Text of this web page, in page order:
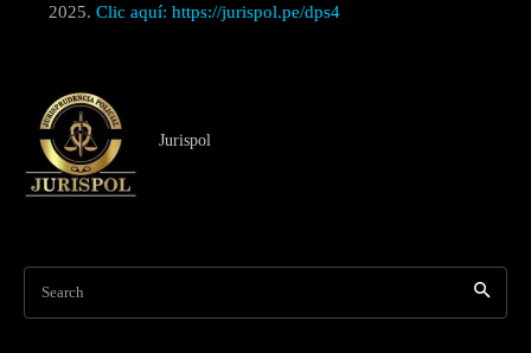
2025. Clic aquí: https://jurispol.pe/dps4
Jurispol
Search